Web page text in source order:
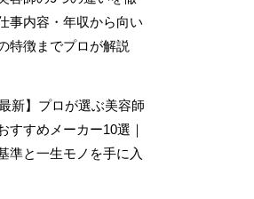
事内容・年収から向い
特徴までプロが解説
最新】プロが選ぶ美容師
すすめメーカー10選｜
準と一生モノを手に入